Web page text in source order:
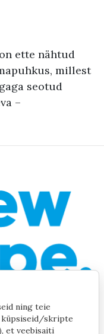
ette nähtud
millest
seotud
–
ning teie
küpsiseid/skripte
et veebisaiti